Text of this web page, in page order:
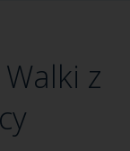
z